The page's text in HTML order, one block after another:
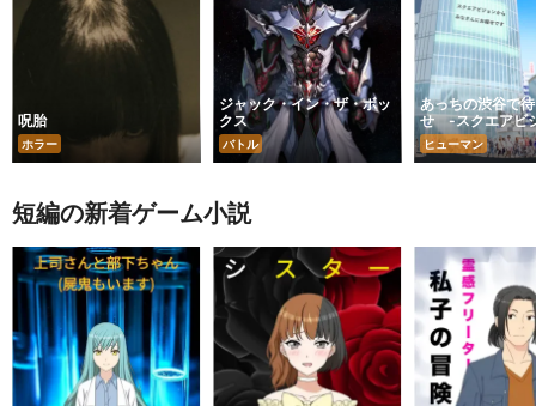
呪胎
ホラー
ジャック・イン・ザ・ボッ
クス
バトル
あっちの渋谷で
せ -スクエアビ
らの報せ-
ヒューマン
短編の新着ゲーム小説